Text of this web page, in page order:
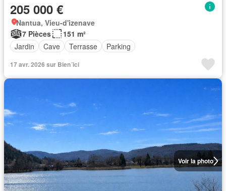
205 000 €
Nantua, Vieu-d'izenave
7 Pièces
151 m²
Jardin
Cave Terrasse Parking
17 avr. 2026 sur Bien´ici
Voir la photo